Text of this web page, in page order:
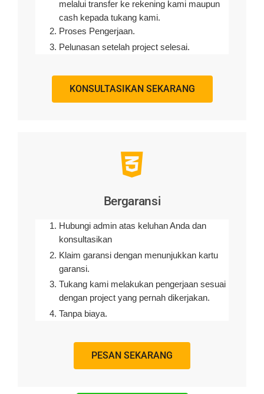
melalui transfer ke rekening kami maupun
cash kepada tukang kami.
Proses Pengerjaan.
Pelunasan setelah project selesai.
KONSULTASIKAN SEKARANG
Bergaransi
Hubungi admin atas keluhan Anda dan
konsultasikan
Klaim garansi dengan menunjukkan kartu
garansi.
Tukang kami melakukan pengerjaan sesuai
dengan project yang pernah dikerjakan.
Tanpa biaya.
PESAN SEKARANG